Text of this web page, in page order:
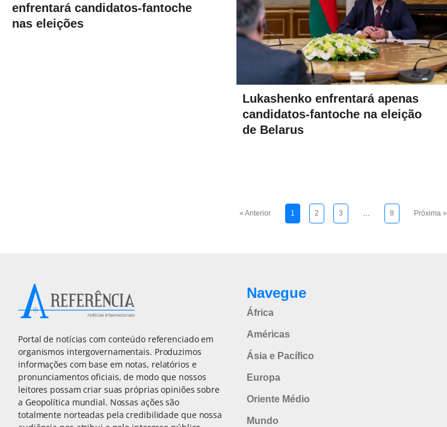
enfrentará candidatos-fantoche
nas eleições
Lukashenko enfrentará apenas
candidatos-fantoche na eleição
de Belarus
« Anterior 1 2 3 … 8 Próxima »
Portal de notícias com conteúdo referenciado em
organismos intergovernamentais. Produzimos
informações com base em notas, relatórios e
pronunciamentos oficiais, de modo que nossos
leitores possam criar suas próprias opiniões sobre
a Geopolítica mundial. Nossas ações são
totalmente norteadas pela credibilidade que nossa
Navegue
África
Américas
Ásia e Pacífico
Europa
Oriente Médio
Mundo